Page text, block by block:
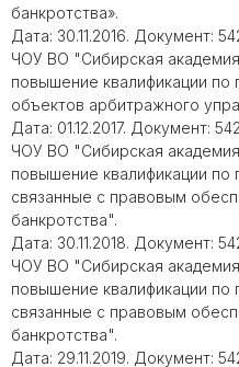
банкротства».
Дата: 30.11.2016. Документ:
ЧОУ ВО "Сибирская
повышение квалификации
объектов арбитражного
Дата: 01.12.2017. Документ:
ЧОУ ВО "Сибирская
повышение квалификации
связанные с правовым
банкротства".
Дата: 30.11.2018. Документ:
ЧОУ ВО "Сибирская
повышение квалификации
связанные с правовым
банкротства".
Дата: 29.11.2019. Документ: